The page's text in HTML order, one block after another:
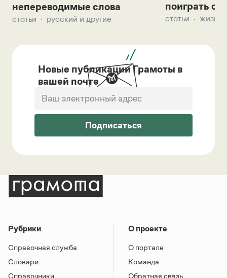
непереводимые слова
статьи русский и другие
поиграть с
статьи жизнь
Новые публикации Грамоты в
вашей почте
Подписаться
Рубрики
Справочная служба
Словари
Справочники
О проекте
О портале
Команда
Обратная связь